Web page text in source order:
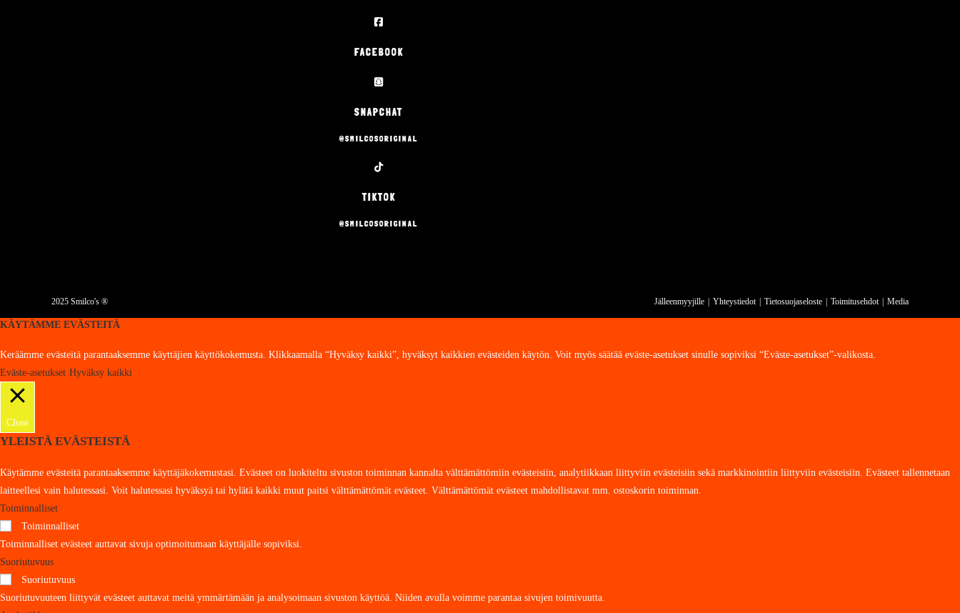
FACEBOOK
SNAPCHAT
@SMILCOSORIGINAL
TIKTOK
@SMILCOSORIGINAL
Jälleenmyyjille Yhteystiedot Tietosuojaseloste Toimitusehdot Media
2025 Smilco's ®
KÄYTÄMME EVÄSTEITÄ
Keräämme evästeitä parantaaksemme käyttäjien käyttökokemusta. Klikkaamalla “Hyväksy kaikki”, hyväksyt kaikkien evästeiden käytön. Voit myös säätää eväste-asetukset sinulle sopiviksi “Eväste-asetukset”-valikosta.
Eväste-asetukset Hyväksy kaikki
Close
YLEISTÄ EVÄSTEISTÄ
Käytämme evästeitä parantaaksemme käyttäjäkokemustasi. Evästeet on luokiteltu sivuston toiminnan kannalta välttämättömiin evästeisiin, analytiikkaan liittyviin evästeisiin sekä markkinointiin liittyviin evästeisiin. Evästeet tallennetaan
laitteellesi vain halutessasi. Voit halutessasi hyväksyä tai hylätä kaikki muut paitsi välttämättömät evästeet. Välttämättömät evästeet mahdollistavat mm. ostoskorin toiminnan.
Toiminnalliset
Toiminnalliset
Toiminnalliset evästeet auttavat sivuja optimoitumaan käyttäjälle sopiviksi.
Suoriutuvuus
Suoriutuvuus
Suoriutuvuuteen liittyvät evästeet auttavat meitä ymmärtämään ja analysoimaan sivuston käyttöä. Niiden avulla voimme parantaa sivujen toimivuutta.